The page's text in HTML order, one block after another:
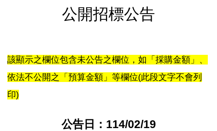
蘆
竹
公開招標公告
該顯示之欄位包含未公告之欄位，如「採購金額」、
依法不公開之「預算金額」等欄位(此段文字不會列
印)
公告日：114/02/19